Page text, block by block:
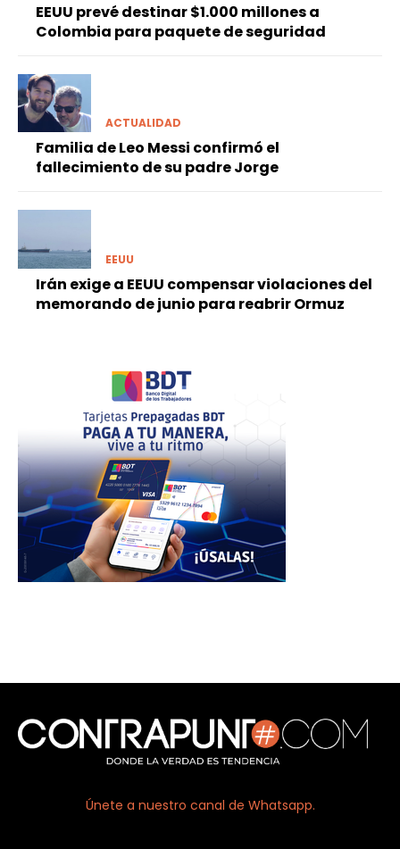
EEUU prevé destinar $1.000 millones a
Colombia para paquete de seguridad
ACTUALIDAD
Familia de Leo Messi confirmó el
fallecimiento de su padre Jorge
EEUU
Irán exige a EEUU compensar violaciones del
memorando de junio para reabrir Ormuz
Únete a nuestro canal de Whatsapp.